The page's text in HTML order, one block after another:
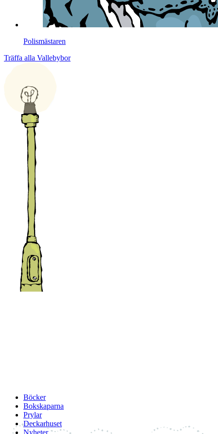
Polismästaren
Träffa alla Vallebybor
Böcker
Bokskaparna
Prylar
Deckarhuset